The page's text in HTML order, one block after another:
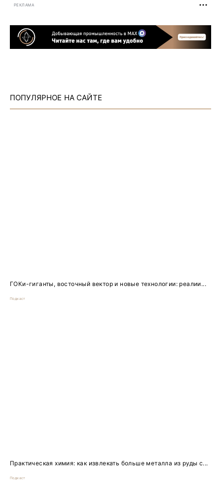
РЕКЛАМА
ПОПУЛЯРНОЕ НА САЙТЕ
ГОКи-гиганты, восточный вектор и новые технологии: реалии...
Подкаст
Практическая химия: как извлекать больше металла из руды с...
Подкаст